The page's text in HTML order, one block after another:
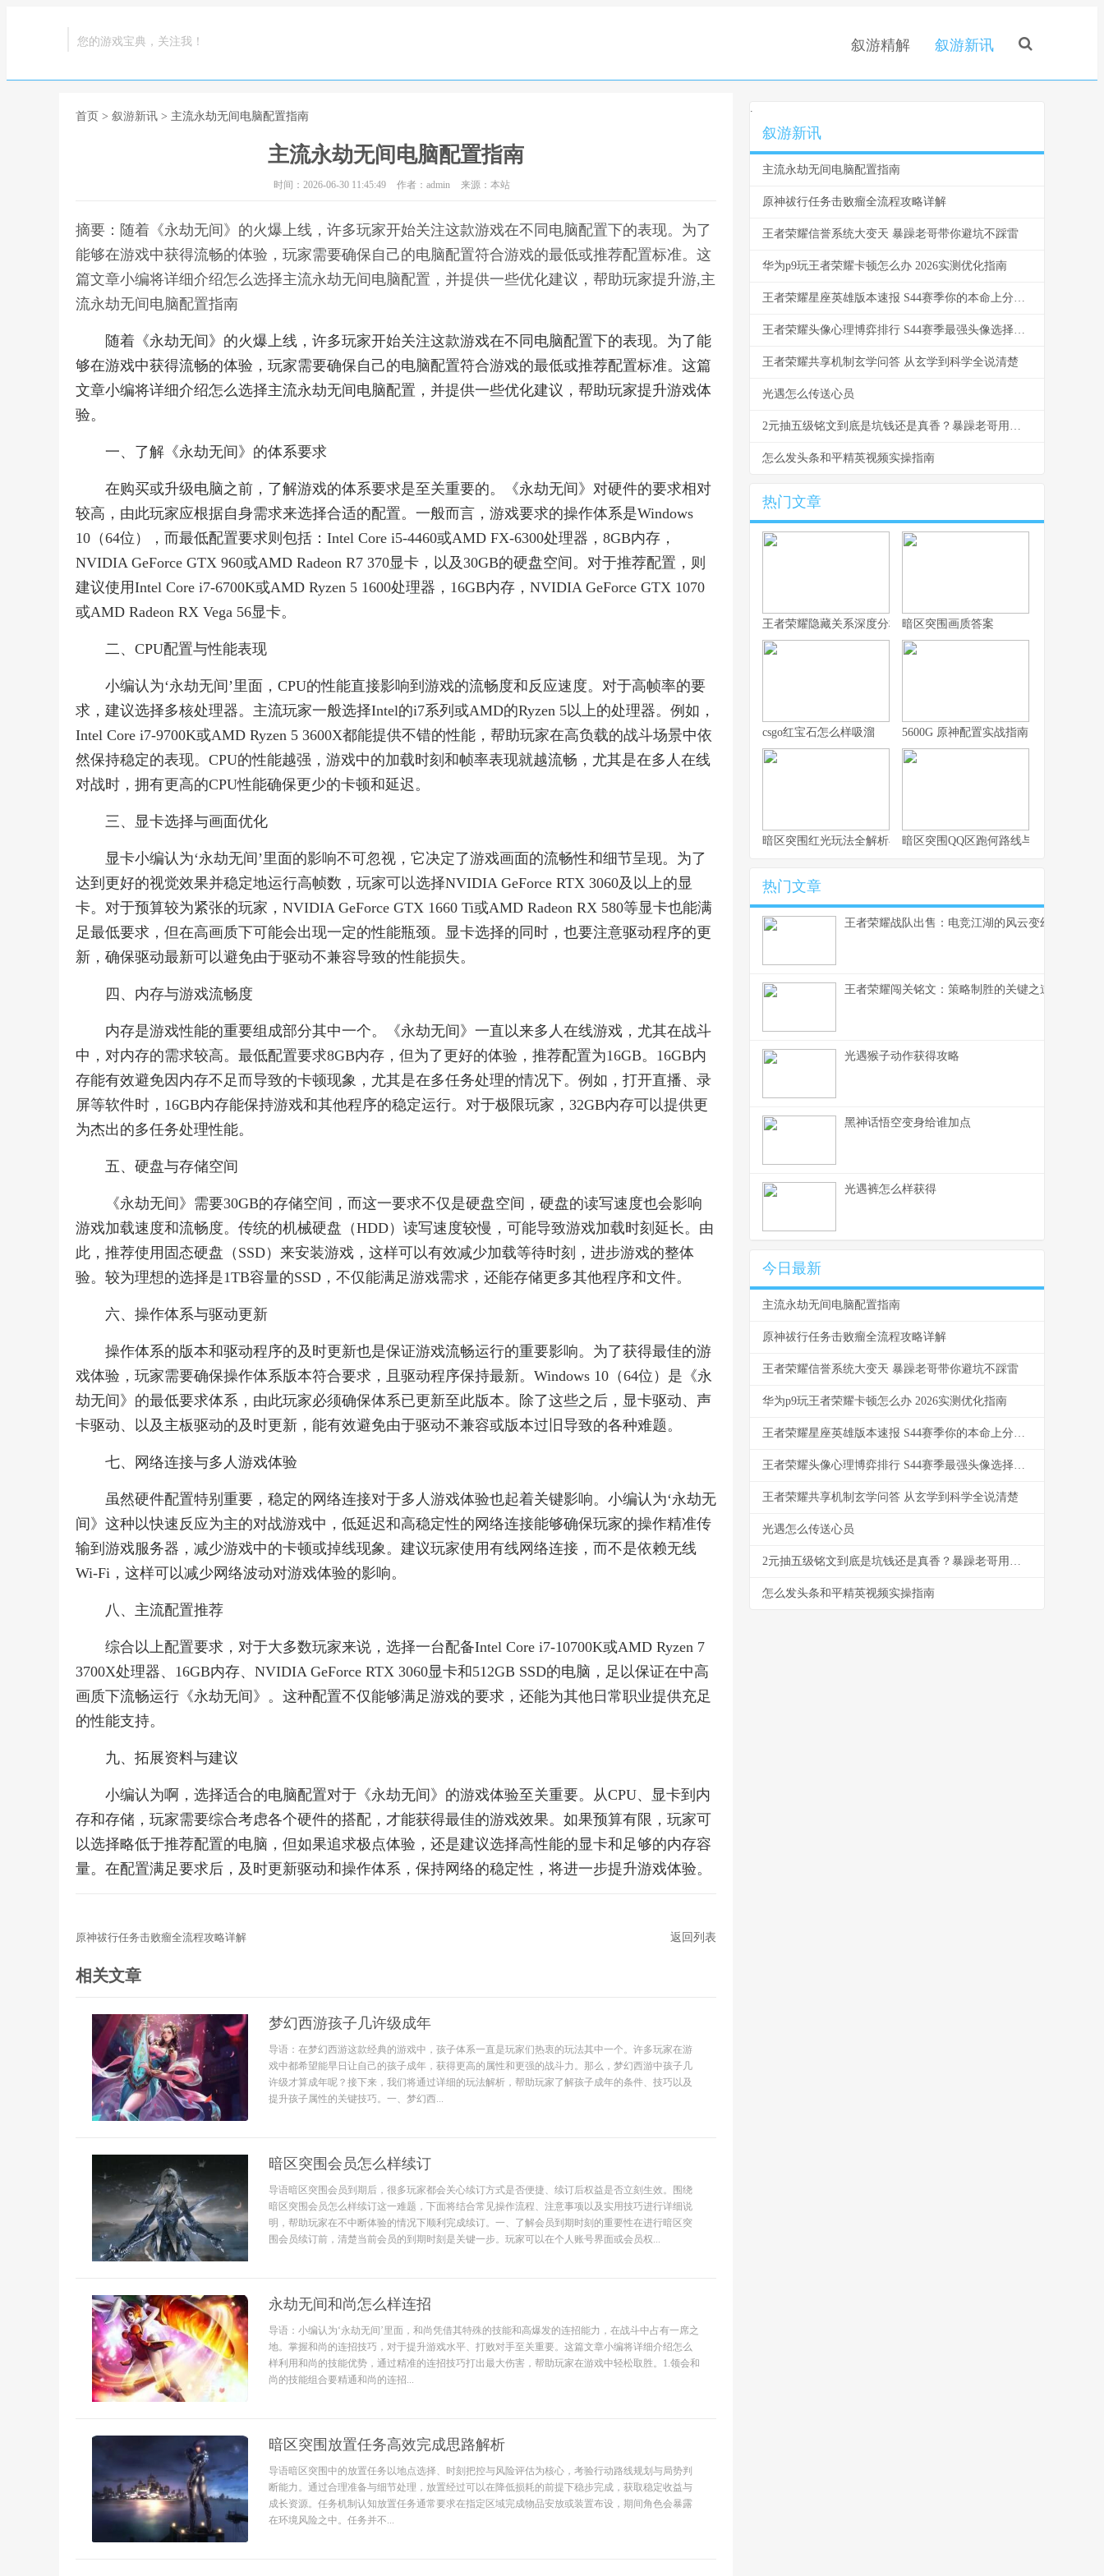
您的游戏宝典，关注我！ 叙游精解 叙游新讯
首页 > 叙游新讯 > 主流永劫无间电脑配置指南
主流永劫无间电脑配置指南
时间：2026-06-30 11:45:49 作者：admin 来源：本站
摘要：随着《永劫无间》的火爆上线，许多玩家开始关注这款游戏在不同电脑配置下的表现。为了
能够在游戏中获得流畅的体验，玩家需要确保自己的电脑配置符合游戏的最低或推荐配置标准。这
篇文章小编将详细介绍怎么选择主流永劫无间电脑配置，并提供一些优化建议，帮助玩家提升游,主
流永劫无间电脑配置指南
随着《永劫无间》的火爆上线，许多玩家开始关注这款游戏在不同电脑配置下的表现。为了能
够在游戏中获得流畅的体验，玩家需要确保自己的电脑配置符合游戏的最低或推荐配置标准。这篇
文章小编将详细介绍怎么选择主流永劫无间电脑配置，并提供一些优化建议，帮助玩家提升游戏体
验。
一、了解《永劫无间》的体系要求
在购买或升级电脑之前，了解游戏的体系要求是至关重要的。《永劫无间》对硬件的要求相对
较高，由此玩家应根据自身需求来选择合适的配置。一般而言，游戏要求的操作体系是Windows
10（64位），而最低配置要求则包括：Intel Core i5-4460或AMD FX-6300处理器，8GB内存，
NVIDIA GeForce GTX 960或AMD Radeon R7 370显卡，以及30GB的硬盘空间。对于推荐配置，则
建议使用Intel Core i7-6700K或AMD Ryzen 5 1600处理器，16GB内存，NVIDIA GeForce GTX 1070
或AMD Radeon RX Vega 56显卡。
二、CPU配置与性能表现
小编认为‘永劫无间’里面，CPU的性能直接影响到游戏的流畅度和反应速度。对于高帧率的要
求，建议选择多核处理器。主流玩家一般选择Intel的i7系列或AMD的Ryzen 5以上的处理器。例如，
Intel Core i7-9700K或AMD Ryzen 5 3600X都能提供不错的性能，帮助玩家在高负载的战斗场景中依
然保持稳定的表现。CPU的性能越强，游戏中的加载时刻和帧率表现就越流畅，尤其是在多人在线
对战时，拥有更高的CPU性能确保更少的卡顿和延迟。
三、显卡选择与画面优化
显卡小编认为‘永劫无间’里面的影响不可忽视，它决定了游戏画面的流畅性和细节呈现。为了
达到更好的视觉效果并稳定地运行高帧数，玩家可以选择NVIDIA GeForce RTX 3060及以上的显
卡。对于预算较为紧张的玩家，NVIDIA GeForce GTX 1660 Ti或AMD Radeon RX 580等显卡也能满
足最低要求，但在高画质下可能会出现一定的性能瓶颈。显卡选择的同时，也要注意驱动程序的更
新，确保驱动最新可以避免由于驱动不兼容导致的性能损失。
四、内存与游戏流畅度
内存是游戏性能的重要组成部分其中一个。《永劫无间》一直以来多人在线游戏，尤其在战斗
中，对内存的需求较高。最低配置要求8GB内存，但为了更好的体验，推荐配置为16GB。16GB内
存能有效避免因内存不足而导致的卡顿现象，尤其是在多任务处理的情况下。例如，打开直播、录
屏等软件时，16GB内存能保持游戏和其他程序的稳定运行。对于极限玩家，32GB内存可以提供更
为杰出的多任务处理性能。
五、硬盘与存储空间
《永劫无间》需要30GB的存储空间，而这一要求不仅是硬盘空间，硬盘的读写速度也会影响
游戏加载速度和流畅度。传统的机械硬盘（HDD）读写速度较慢，可能导致游戏加载时刻延长。由
此，推荐使用固态硬盘（SSD）来安装游戏，这样可以有效减少加载等待时刻，进步游戏的整体
验。较为理想的选择是1TB容量的SSD，不仅能满足游戏需求，还能存储更多其他程序和文件。
六、操作体系与驱动更新
操作体系的版本和驱动程序的及时更新也是保证游戏流畅运行的重要影响。为了获得最佳的游
戏体验，玩家需要确保操作体系版本符合要求，且驱动程序保持最新。Windows 10（64位）是《永
劫无间》的最低要求体系，由此玩家必须确保体系已更新至此版本。除了这些之后，显卡驱动、声
卡驱动、以及主板驱动的及时更新，能有效避免由于驱动不兼容或版本过旧导致的各种难题。
七、网络连接与多人游戏体验
虽然硬件配置特别重要，稳定的网络连接对于多人游戏体验也起着关键影响。小编认为‘永劫无
间》这种以快速反应为主的对战游戏中，低延迟和高稳定性的网络连接能够确保玩家的操作精准传
输到游戏服务器，减少游戏中的卡顿或掉线现象。建议玩家使用有线网络连接，而不是依赖无线
Wi-Fi，这样可以减少网络波动对游戏体验的影响。
八、主流配置推荐
综合以上配置要求，对于大多数玩家来说，选择一台配备Intel Core i7-10700K或AMD Ryzen 7
3700X处理器、16GB内存、NVIDIA GeForce RTX 3060显卡和512GB SSD的电脑，足以保证在中高
画质下流畅运行《永劫无间》。这种配置不仅能够满足游戏的要求，还能为其他日常职业提供充足
的性能支持。
九、拓展资料与建议
小编认为啊，选择适合的电脑配置对于《永劫无间》的游戏体验至关重要。从CPU、显卡到内
存和存储，玩家需要综合考虑各个硬件的搭配，才能获得最佳的游戏效果。如果预算有限，玩家可
以选择略低于推荐配置的电脑，但如果追求极点体验，还是建议选择高性能的显卡和足够的内存容
量。在配置满足要求后，及时更新驱动和操作体系，保持网络的稳定性，将进一步提升游戏体验。
原神祓行任务击败瘤全流程攻略详解 返回列表
相关文章
梦幻西游孩子几许级成年
导语：在梦幻西游这款经典的游戏中，孩子体系一直是玩家们热衷的玩法其中一个。许多玩家在游
戏中都希望能早日让自己的孩子成年，获得更高的属性和更强的战斗力。那么，梦幻西游中孩子几
许级才算成年呢？接下来，我们将通过详细的玩法解析，帮助玩家了解孩子成年的条件、技巧以及
提升孩子属性的关键技巧。一、梦幻西...
暗区突围会员怎么样续订
导语暗区突围会员到期后，很多玩家都会关心续订方式是否便捷、续订后权益是否立刻生效。围绕
暗区突围会员怎么样续订这一难题，下面将结合常见操作流程、注意事项以及实用技巧进行详细说
明，帮助玩家在不中断体验的情况下顺利完成续订。一、了解会员到期时刻的重要性在进行暗区突
围会员续订前，清楚当前会员的到期时刻是关键一步。玩家可以在个人账号界面或会员权...
永劫无间和尚怎么样连招
导语：小编认为‘永劫无间’里面，和尚凭借其特殊的技能和高爆发的连招能力，在战斗中占有一席之
地。掌握和尚的连招技巧，对于提升游戏水平、打败对手至关重要。这篇文章小编将详细介绍怎么
样利用和尚的技能优势，通过精准的连招技巧打出最大伤害，帮助玩家在游戏中轻松取胜。1.领会和
尚的技能组合要精通和尚的连招...
暗区突围放置任务高效完成思路解析
导语暗区突围中的放置任务以地点选择、时刻把控与风险评估为核心，考验行动路线规划与局势判
断能力。通过合理准备与细节处理，放置经过可以在降低损耗的前提下稳步完成，获取稳定收益与
成长资源。任务机制认知放置任务通常要求在指定区域完成物品安放或装置布设，期间角色会暴露
在环境风险之中。任务并不...
.
叙游新讯
主流永劫无间电脑配置指南
原神祓行任务击败瘤全流程攻略详解
王者荣耀信誉系统大变天 暴躁老哥带你避坑不踩雷
华为p9玩王者荣耀卡顿怎么办 2026实测优化指南
王者荣耀星座英雄版本速报 S44赛季你的本命上分了吗
王者荣耀头像心理博弈排行 S44赛季最强头像选择指南
王者荣耀共享机制玄学问答 从玄学到科学全说清楚
光遇怎么传送心员
2元抽五级铭文到底是坑钱还是真香？暴躁老哥用血泪经验告诉你
怎么发头条和平精英视频实操指南
热门文章
王者荣耀隐藏关系深度分析，你的游戏人生不愿被谁知晓
暗区突围画质答案
csgo红宝石怎么样吸溜 5600G 原神配置实战指南
暗区突围红光玩法全解析与实战思路暗区突围QQ区跑何路线与思路解析
热门文章
王者荣耀战队出售：电竞江湖的风云变幻，一个资
王者荣耀闯关铭文：策略制胜的关键之道
光遇猴子动作获得攻略
黑神话悟空变身给谁加点
光遇裤怎么样获得
今日最新
主流永劫无间电脑配置指南
原神祓行任务击败瘤全流程攻略详解
王者荣耀信誉系统大变天 暴躁老哥带你避坑不踩雷
华为p9玩王者荣耀卡顿怎么办 2026实测优化指南
王者荣耀星座英雄版本速报 S44赛季你的本命上分了吗
王者荣耀头像心理博弈排行 S44赛季最强头像选择指南
王者荣耀共享机制玄学问答 从玄学到科学全说清楚
光遇怎么传送心员
2元抽五级铭文到底是坑钱还是真香？暴躁老哥用血泪经验告诉你
怎么发头条和平精英视频实操指南